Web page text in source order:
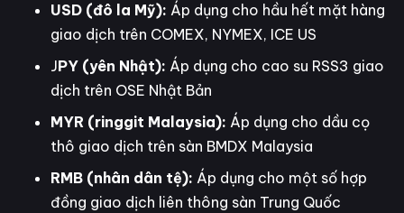
USD (đô la Mỹ): Áp dụng cho hầu hết mặt hàng
giao dịch trên COMEX, NYMEX, ICE US
JPY (yên Nhật): Áp dụng cho cao su RSS3 giao
dịch trên OSE Nhật Bản
MYR (ringgit Malaysia): Áp dụng cho dầu cọ
thô giao dịch trên sàn BMDX Malaysia
RMB (nhân dân tệ): Áp dụng cho một số hợp
đồng giao dịch liên thông sàn Trung Quốc